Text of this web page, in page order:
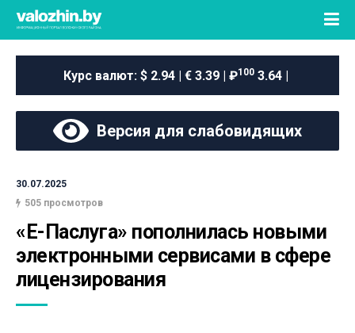
Курс валют: $ 2.94 | € 3.39 | ₽100 3.64 |
Версия для слабовидящих
30.07.2025
505 просмотров
«Е-Паслуга» пополнилась новыми
электронными сервисами в сфере
лицензирования